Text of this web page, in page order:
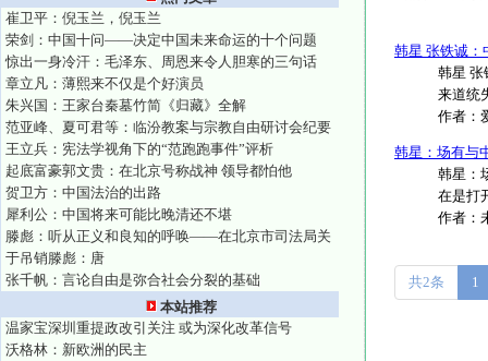
崔卫平：倪玉兰，倪玉兰
荣剑：中国十问——决定中国未来命运的十个问题
惊出一身冷汗：毛泽东、周恩来令人胆寒的三句话
章立凡：薄熙来不仅是个好演员
朱兴国：王家台秦墓竹简《归藏》全解
范亚峰、夏可君等：临汾教案与宗教自由研讨会纪要
王立兵：宪法学视角下的“范跑跑事件”评析
起底富豪郭文贵：在北京号称战神 领导都怕他
贺卫方：中国法治的出路
犀利公：中国将来可能比晚清还不堪
滕彪：听从正义和良知的呼唤——在北京市司法局关
于吊销滕彪：唐
张千帆：言论自由是弥合社会分裂的基础
本站推荐
温家宝深圳重提政改引关注 或为深化改革信号
沃格林：新欧洲的民主
韩星 张铁诚
韩星 张
来道统
作者：
韩星：场有与
韩星：
在是打
作者：
共2条 1